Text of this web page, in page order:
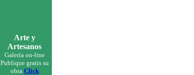
Arte y
Artesanos
Galería on-line
Publique gratis su
obra Click